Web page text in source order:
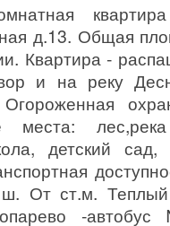
д.13. Общая
Квартира -
и на реку
места:
детский
ш. От ст.м.
-